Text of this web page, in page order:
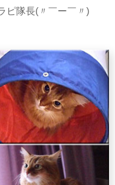
ピ隊長(〃￣ー￣〃)